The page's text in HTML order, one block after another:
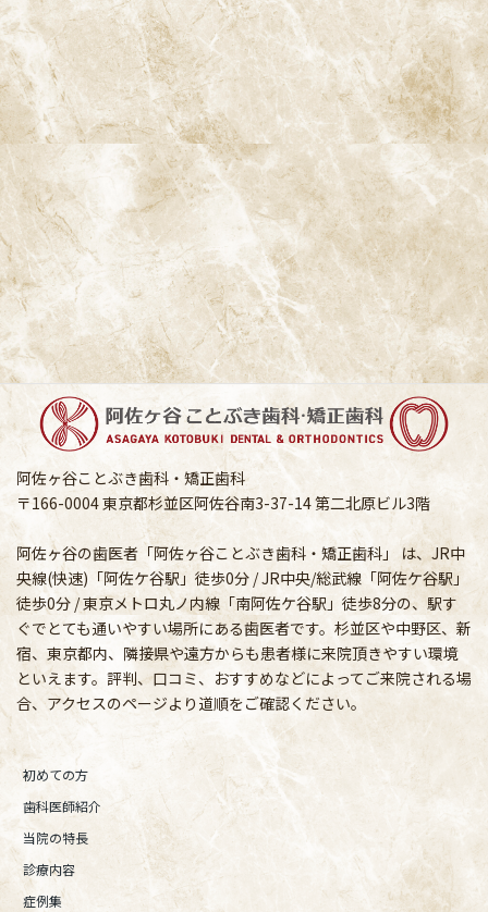
阿佐ヶ谷ことぶき歯科・矯正歯科
〒166-0004 東京都杉並区阿佐谷南3-37-14 第二北原ビル3階
阿佐ヶ谷の歯医者「阿佐ヶ谷ことぶき歯科・矯正歯科」 は、JR中
央線(快速)「阿佐ケ谷駅」徒歩0分 / JR中央/総武線「阿佐ケ谷駅」
徒歩0分 / 東京メトロ丸ノ内線「南阿佐ケ谷駅」徒歩8分の、駅す
ぐでとても通いやすい場所にある歯医者です。杉並区や中野区、新
宿、東京都内、隣接県や遠方からも患者様に来院頂きやすい環境
といえます。評判、口コミ、おすすめなどによってご来院される場
合、アクセスのページより道順をご確認ください。
初めての方
歯科医師紹介
当院の特長
診療内容
症例集